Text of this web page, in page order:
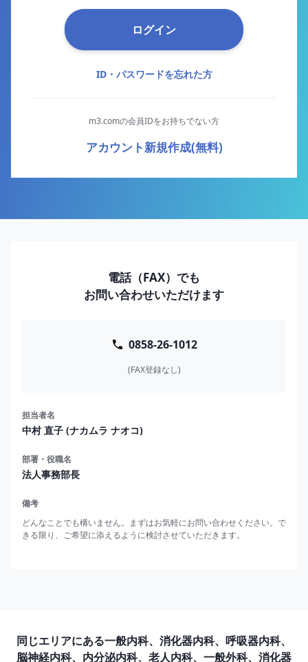
ログイン
ID・パスワードを忘れた方
m3.comの会員IDをお持ちでない方
アカウント新規作成(無料)
電話（FAX）でも
お問い合わせいただけます
0858-26-1012
(FAX登録なし)
担当者名
中村 直子 (ナカムラ ナオコ)
部署・役職名
法人事務部長
備考
どんなことでも構いません。まずはお気軽にお問い合わせください。で
きる限り、ご希望に添えるように検討させていただきます。
同じエリアにある一般内科、消化器内科、呼吸器内科、
脳神経内科、内分泌内科、老人内科、一般外科、消化器